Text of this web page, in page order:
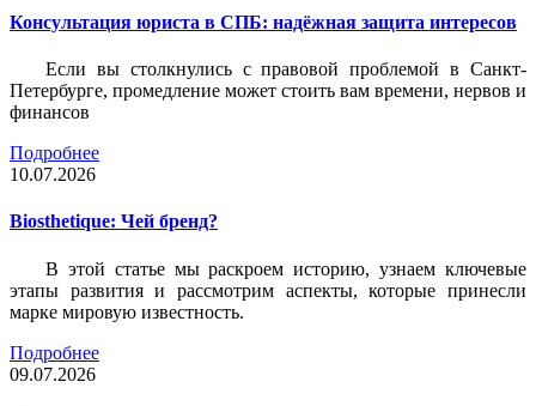
Консультация юриста в СПБ: надёжная защита интересов
Если вы столкнулись с правовой проблемой в Санкт-
Петербурге, промедление может стоить вам времени, нервов и
финансов
Подробнее
10.07.2026
Biosthetique: Чей бренд?
В этой статье мы раскроем историю, узнаем ключевые
этапы развития и рассмотрим аспекты, которые принесли
марке мировую известность.
Подробнее
09.07.2026